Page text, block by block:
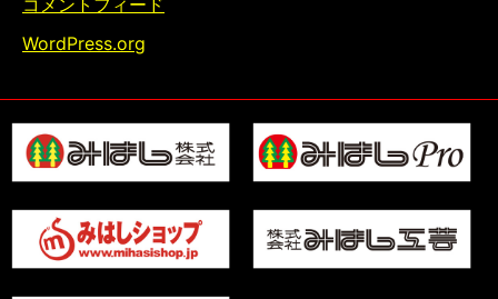
コメントフィード
WordPress.org